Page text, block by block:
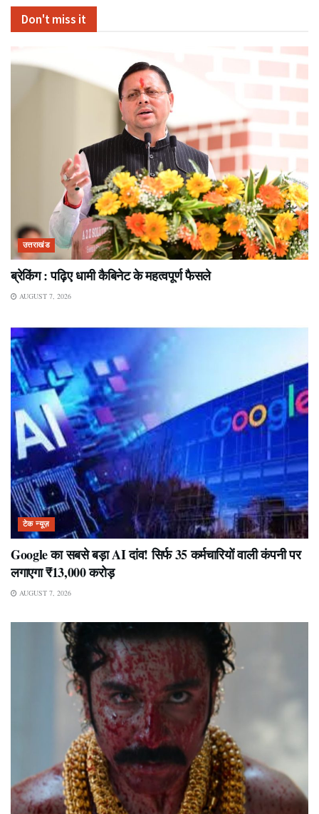
Don't miss it
उत्तराखंड
ब्रेकिंग : पढ़िए धामी कैबिनेट के महत्वपूर्ण फैसले
AUGUST 7, 2026
टेक न्यूज़
Google का सबसे बड़ा AI दांव! सिर्फ 35 कर्मचारियों वाली कंपनी पर
लगाएगा ₹13,000 करोड़
AUGUST 7, 2026